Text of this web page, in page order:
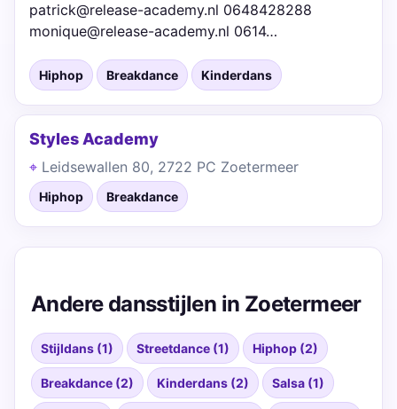
patrick@release-academy.nl 0648428288
monique@release-academy.nl 0614…
Hiphop Breakdance Kinderdans
Styles Academy
Leidsewallen 80, 2722 PC Zoetermeer
Hiphop Breakdance
Andere dansstijlen in Zoetermeer
Stijldans (1) Streetdance (1) Hiphop (2)
Breakdance (2) Kinderdans (2) Salsa (1)